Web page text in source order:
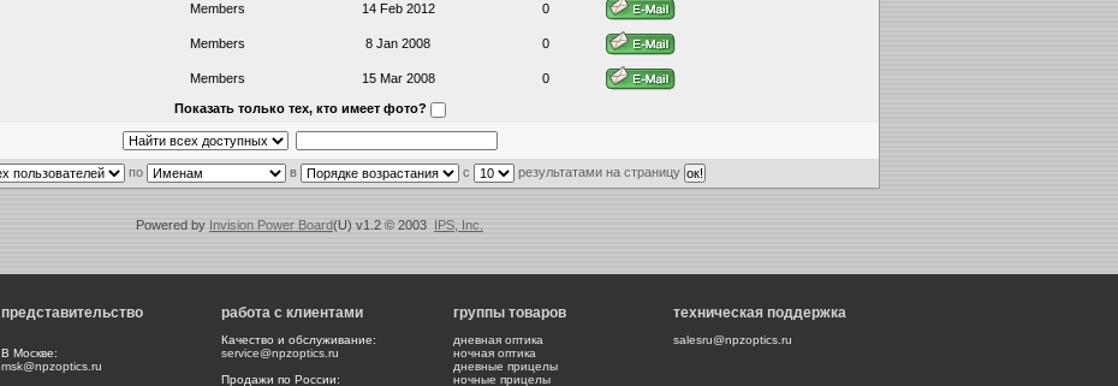
Members 14 Feb 2012 0
Members 8 Jan 2008 0
Members 15 Mar 2008 0
Показать только тех, кто имеет фото?
по в с результатами на страницу
Powered by Invision Power Board(U) v1.2 © 2003 IPS, Inc.
представительство
В Москве:
msk@npzoptics.ru
работа с клиентами
Качество и обслуживание:
service@npzoptics.ru
Продажи по России:
группы товаров
дневная оптика
ночная оптика
дневные прицелы
ночные прицелы
техническая поддержка
salesru@npzoptics.ru